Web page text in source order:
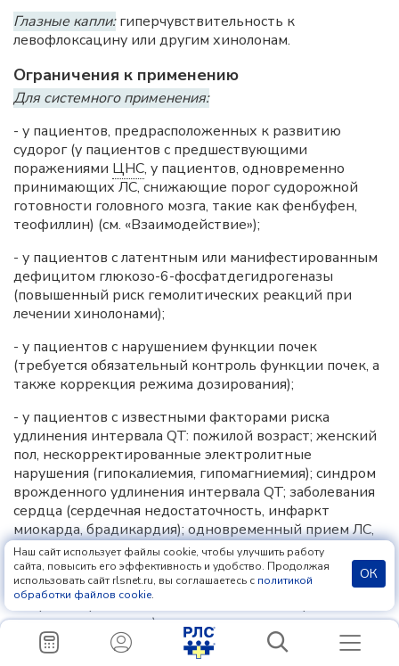
Глазные капли:гиперчувствительность к
левофлоксацину или другим хинолонам.
Ограничения к применению
Для системного применения:
- у пациентов, предрасположенных к развитию
судорог (у пациентов с предшествующими
поражениями ЦНС, у пациентов, одновременно
принимающих ЛС, снижающие порог судорожной
готовности головного мозга, такие как фенбуфен,
теофиллин) (см. «Взаимодействие»);
- у пациентов с латентным или манифестированным
дефицитом глюкозо-6-фосфатдегидрогеназы
(повышенный риск гемолитических реакций при
лечении хинолонами);
- у пациентов с нарушением функции почек
(требуется обязательный контроль функции почек, а
также коррекция режима дозирования);
- у пациентов с известными факторами риска
удлинения интервала QT: пожилой возраст; женский
пол, нескорректированные электролитные
нарушения (гипокалиемия, гипомагниемия); синдром
врожденного удлинения интервала QT; заболевания
сердца (сердечная недостаточность, инфаркт
миокарда, брадикардия); одновременный прием ЛС,
способных удлинять интервалQT(антиаритмические
средства класса IА и III, трициклические
антидепрессанты, макролиды, нейролептики) (см.
«Передозировка», «Взаимодействие», «Меры
предосторожности»);
- у пациентов с сахарным диабетом, получающих
Наш сайт использует файлы cookie, чтобы улучшить работу
сайта, повысить его эффективность и удобство. Продолжая
использовать сайт rlsnet.ru, вы соглашаетесь с политикой
обработки файлов cookie.
ОК